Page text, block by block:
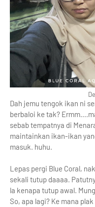
Dah jemu tengok ikan ni
berbaloi ke tak?
sebab tempatnya di
maintainkan ikan-ikan
masuk. huhu.
Lepas pergi Blue Coral,
sekali tutup daaaa.
la kenapa tutup awal.
So, apa lagi? Ke mana